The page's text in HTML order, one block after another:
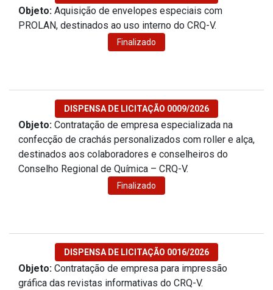
Objeto: Aquisição de envelopes especiais com
PROLAN, destinados ao uso interno do CRQ-V.
Finalizado
DISPENSA DE LICITAÇÃO 0009/2026
Objeto: Contratação de empresa especializada na
confecção de crachás personalizados com roller e alça,
destinados aos colaboradores e conselheiros do
Conselho Regional de Química – CRQ-V.
Finalizado
DISPENSA DE LICITAÇÃO 0016/2026
Objeto: Contratação de empresa para impressão
gráfica das revistas informativas do CRQ-V.